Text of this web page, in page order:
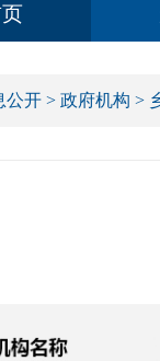
公开 > 政府机构 >